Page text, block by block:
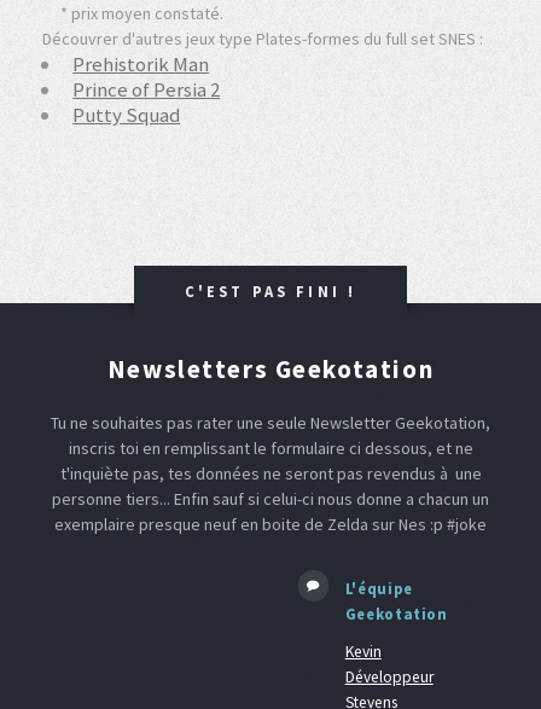
* prix moyen constaté.
Découvrer d'autres jeux type Plates-formes du full set SNES :
Prehistorik Man
Prince of Persia 2
Putty Squad
C'EST PAS FINI !
Newsletters Geekotation
Tu ne souhaites pas rater une seule Newsletter Geekotation,
inscris toi en remplissant le formulaire ci dessous, et ne
t'inquiète pas, tes données ne seront pas revendus à une
personne tiers... Enfin sauf si celui-ci nous donne a chacun un
exemplaire presque neuf en boite de Zelda sur Nes :p #joke
L'équipe
Geekotation
Kevin
Développeur
Stevens